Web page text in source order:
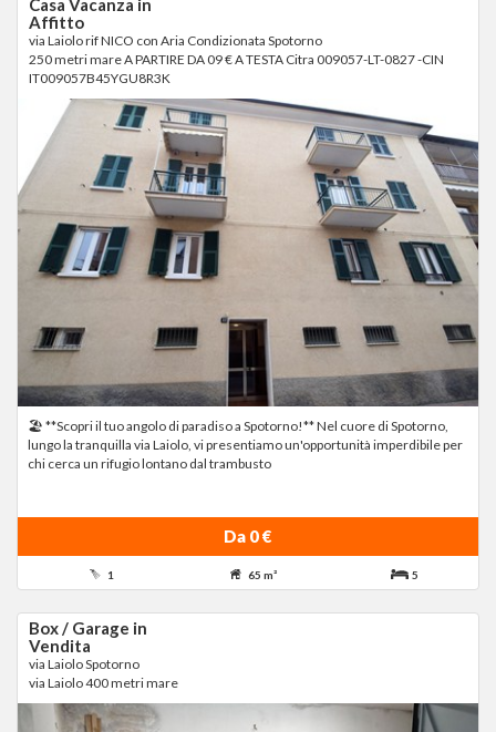
Casa Vacanza in
Affitto
via Laiolo rif NICO con Aria Condizionata Spotorno
250 metri mare A PARTIRE DA 09 € A TESTA Citra 009057-LT-0827 -CIN
IT009057B45YGU8R3K
🏖 **Scopri il tuo angolo di paradiso a Spotorno!** Nel cuore di Spotorno,
lungo la tranquilla via Laiolo, vi presentiamo un'opportunità imperdibile per
chi cerca un rifugio lontano dal trambusto
Da 0 €
1 65 m² 5
Box / Garage in
Vendita
via Laiolo Spotorno
via Laiolo 400 metri mare